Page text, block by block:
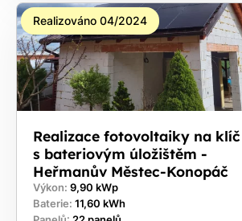
Realizováno 04/2024
Realizace fotovoltaiky na klíč
s bateriovým úložištěm -
Heřmanův Městec-Konopáč
Výkon: 9,90 kWp
Baterie: 11,60 kWh